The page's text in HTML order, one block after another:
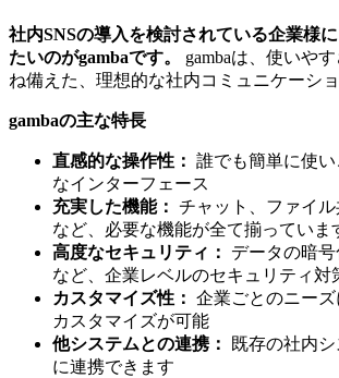
社内SNSの導入を検討されている企業様
たいのがgambaです。
gambaは、使いや
ね備えた、理想的な社内コミュニケーシ
gambaの主な特長
直感的な操作性： 誰でも簡単に使
なインターフェース
充実した機能： チャット、ファイ
など、必要な機能が全て揃っていま
高度なセキュリティ：
データの暗
など、企業レベルのセキュリティ対
カスタマイズ性： 企業ごとのニー
カスタマイズが可能
他システムとの連携：
既存の社内
に連携できます